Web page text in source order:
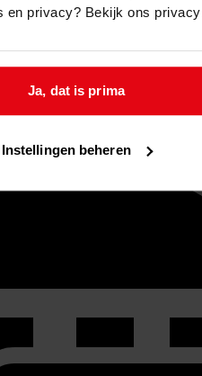
en privacy? Bekijk ons
Ja, dat is prima
Instellingen beheren
opmerking op de tijdlijn